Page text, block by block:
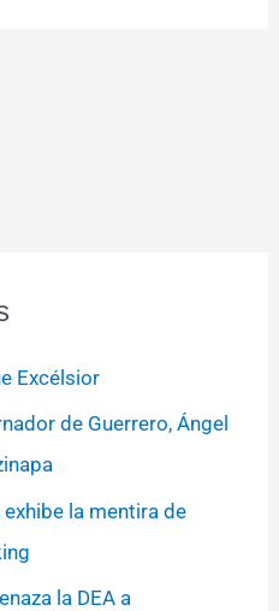
Excélsior
de Guerrero, Ángel
la mentira de
la DEA a